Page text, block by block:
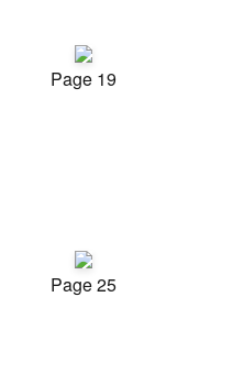
Page 19
Page 25